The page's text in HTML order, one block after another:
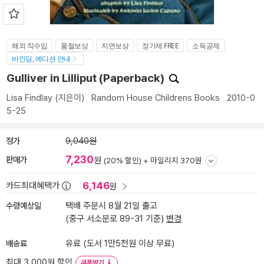
해외 직수입 품절보상 지연보상 정가제 FREE
소득공제
바인딩, 에디션 안내
Gulliver in Lilliput (Paperback)
Lisa Findlay (지은이) Random House Childrens Books 2010-0
5-25
정가 9,040원
판매가 7,230원 (20% 할인) + 마일리지 370원
카드최대혜택가 6,146원
수령예상일
택배 주문시 8월 21일 출고
(중구 서소문로 89-31 기준) 변경
배송료
유료 (도서 1만5천원 이상 무료)